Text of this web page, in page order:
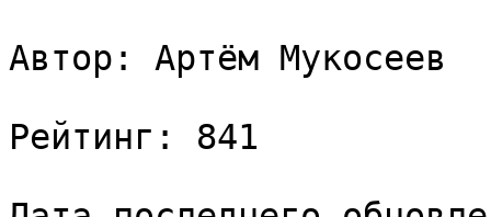
Автор: Артём Мукосеев
Рейтинг: 841